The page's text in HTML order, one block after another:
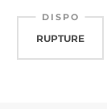
DISPO
RUPTURE